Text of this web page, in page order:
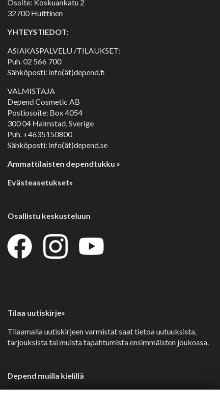
Osoite: Koskuankatu 2
32700 Huittinen
YHTEYSTIEDOT:
ASIAKASPALVELU /TILAUKSET:
Puh.02 566 700
Sähköposti: info(ät)depend.fi
VALMISTAJA
Depend Cosmetic AB
Postiosoite: Box 4054
300 04 Halmstad, Sverige
Puh. +4635150800
Sähköposti: info(ät)depend.se
Ammattilaisten dependtukku »
Evästeasetukset»
Osallistu keskusteluun
Tilaa uutiskirje»
Tilaamalla uutiskirjeen varmistat saat tietoa uutuuksista,
tarjouksista tai muista tapahtumista ensimmäisten joukossa.
Depend muilla kielillä